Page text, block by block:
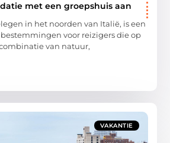
met een groepshuis aan
in het noorden van Italië, is een
voor reizigers die op
van natuur,
VAKANTIE